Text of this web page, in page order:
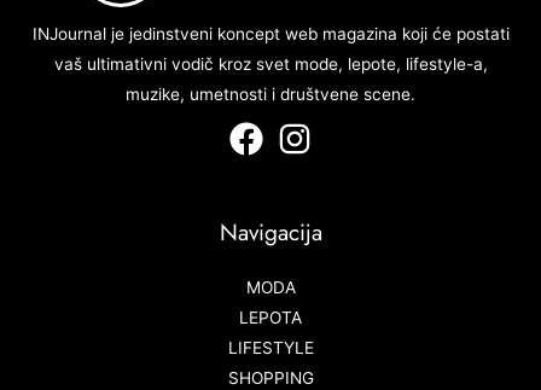
INJournal je jedinstveni koncept web magazina koji će postati
vaš ultimativni vodič kroz svet mode, lepote, lifestyle-a,
muzike, umetnosti i društvene scene.
Navigacija
MODA
LEPOTA
LIFESTYLE
SHOPPING